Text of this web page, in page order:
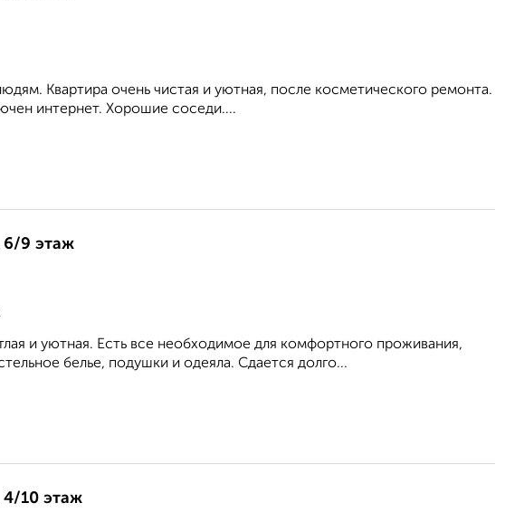
Квартира очень чистая и уютная, после косметического ремонта.
интернет. Хорошие соседи....
6/9 этаж
и уютная. Есть все необходимое для комфортного проживания,
белье, подушки и одеяла. Сдается долго...
4/10 этаж